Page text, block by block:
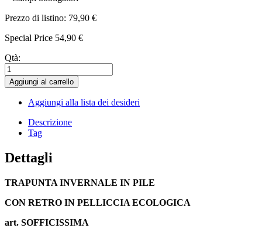
Prezzo di listino: 79,90 €
Special Price 54,90 €
Qtà:
Aggiungi al carrello
Aggiungi alla lista dei desideri
Descrizione
Tag
Dettagli
TRAPUNTA INVERNALE IN PILE
CON RETRO IN PELLICCIA ECOLOGICA
art. SOFFICISSIMA